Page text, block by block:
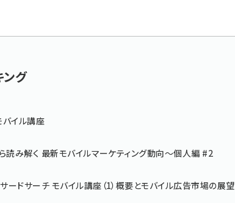
グ
バイル講座
読み解く 最新モバイルマーケティング動向～個人編 #2
ードサーチ モバイル講座（1）概要とモバイル広告市場の展望